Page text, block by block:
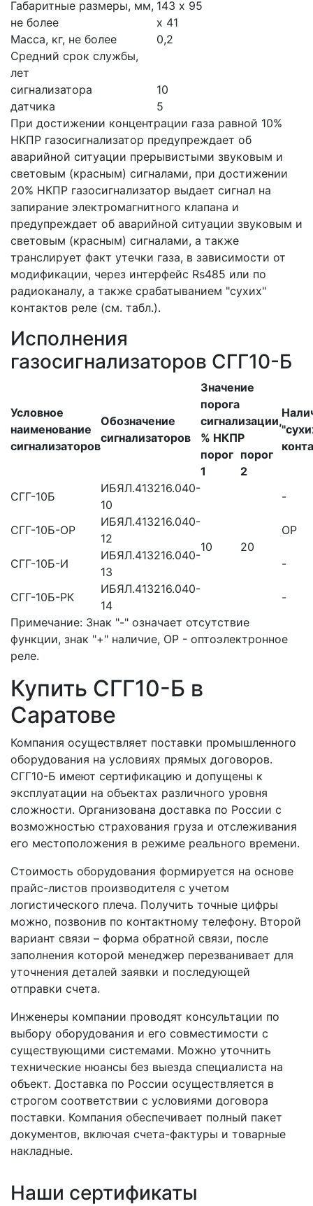
Габаритные размеры, мм,
не более
143 х 95
х 41
Масса, кг, не более
0,2
Средний срок службы,
лет
сигнализатора
10
датчика
5
При достижении концентрации газа равной 10%
НКПР газосигнализатор предупреждает об
аварийной ситуации прерывистыми звуковым и
световым (красным) сигналами, при достижении
20% НКПР газосигнализатор выдает сигнал на
запирание электромагнитного клапана и
предупреждает об аварийной ситуации звуковым и
световым (красным) сигналами, а также
транслирует факт утечки газа, в зависимости от
модификации, через интерфейс Rs485 или по
радиоканалу, а также срабатыванием "сухих"
контактов реле (см. табл.).
Исполнения
газосигнализаторов СГГ10-Б
Условное
наименование
сигнализаторов
Обозначение
сигнализаторов
Значение
порога
сигнализации,
% НКПР
порог
1
порог
2
СГГ-10Б
ИБЯЛ.413216.040-
10
10 20
-
СГГ-10Б-ОР
ИБЯЛ.413216.040-
12
ОР
СГГ-10Б-И
ИБЯЛ.413216.040-
13
-
СГГ-10Б-РК
ИБЯЛ.413216.040-
14
-
Примечание: Знак "-" означает отсутствие
функции, знак "+" наличие, ОР - оптоэлектронное
реле.
Купить СГГ10-Б в
Саратове
Компания осуществляет поставки промышленного
оборудования на условиях прямых договоров.
СГГ10-Б имеют сертификацию и допущены к
эксплуатации на объектах различного уровня
сложности. Организована доставка по России с
возможностью страхования груза и отслеживания
его местоположения в режиме реального времени.
Стоимость оборудования формируется на основе
прайс-листов производителя с учетом
логистического плеча. Получить точные цифры
можно, позвонив по контактному телефону. Второй
вариант связи – форма обратной связи, после
заполнения которой менеджер перезванивает для
уточнения деталей заявки и последующей
отправки счета.
Инженеры компании проводят консультации по
выбору оборудования и его совместимости с
существующими системами. Можно уточнить
технические нюансы без выезда специалиста на
объект. Доставка по России осуществляется в
строгом соответствии с условиями договора
поставки. Компания обеспечивает полный пакет
документов, включая счета-фактуры и товарные
накладные.
Наши сертификаты